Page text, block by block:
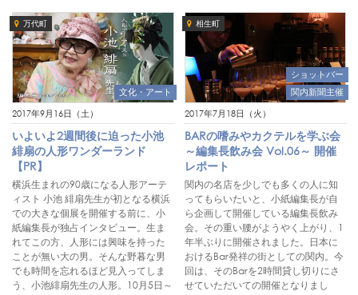
万代町
文化・アート
2017年9月16日（土）
いよいよ2週間後に迫った小池
緋扇の人形ワンダーランド
【PR】
横浜生まれの90歳になる人形アーテ
ィスト 小池 緋扇先生が初となる横浜
での大きな個展を開催する前に、小
紙編集長が独占インタビュー。生ま
れてこの方、人形には興味を持った
ことが無い大の男。そんな野暮な男
でも時間を忘れるほど見入ってしま
う、小池緋扇先生の人形。10月5日～
相生町
ショットバー
関内新聞主催
2017年7月18日（火）
BARの嗜みやカクテルを学ぶ会
～編集長飲み会 Vol.06～ 開催
レポート
関内の名店を少しでも多くの人に知
ってもらいたいと、小紙編集長が自
ら企画して開催している編集長飲み
会。その重い腰がようやく上がり、1
年半ぶりに開催されました。日本に
おけるBar発祥の街としての関内。今
回は、そのBarを2時間貸し切りにさ
せていただいての開催となりまし